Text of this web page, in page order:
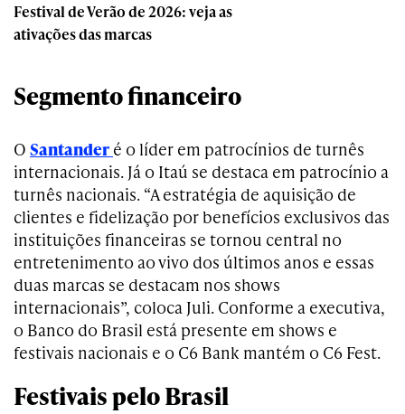
Festival de Verão de 2026: veja as
ativações das marcas
Segmento financeiro
O Santander é o líder em patrocínios de turnês
internacionais. Já o Itaú se destaca em patrocínio a
turnês nacionais. “A estratégia de aquisição de
clientes e fidelização por benefícios exclusivos das
instituições financeiras se tornou central no
entretenimento ao vivo dos últimos anos e essas
duas marcas se destacam nos shows
internacionais”, coloca Juli. Conforme a executiva,
o Banco do Brasil está presente em shows e
festivais nacionais e o C6 Bank mantém o C6 Fest.
Festivais pelo Brasil